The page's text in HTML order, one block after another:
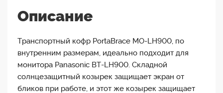
Описание
Транспортный кофр PortaBrace MO-LH900, по
внутренним размерам, идеально подходит для
монитора Panasonic BT-LH900. Складной
солнцезащитный козырек защищает экран от
бликов при работе, и этот же козырек защищает